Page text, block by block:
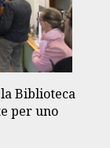
Biblioteca
per uno